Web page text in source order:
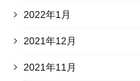
2022年1月
2021年12月
2021年11月